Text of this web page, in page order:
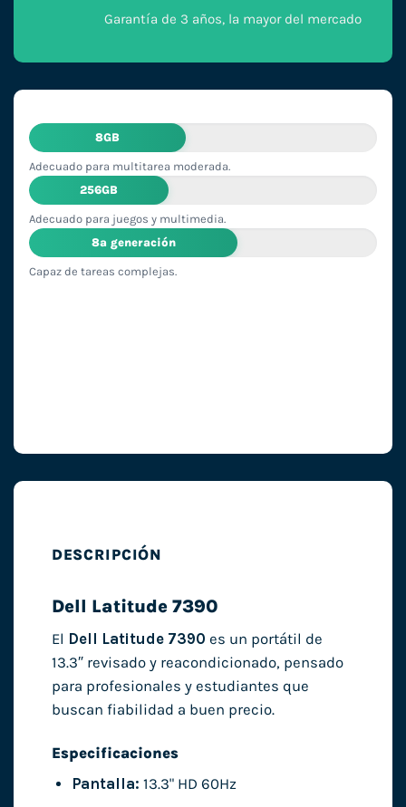
Garantía de 3 años, la mayor del mercado
8GB
Adecuado para multitarea moderada.
256GB
Adecuado para juegos y multimedia.
8ª generación
Capaz de tareas complejas.
DESCRIPCIÓN
Dell Latitude 7390
El Dell Latitude 7390 es un portátil de
13.3″ revisado y reacondicionado, pensado
para profesionales y estudiantes que
buscan fiabilidad a buen precio.
Especificaciones
Pantalla: 13.3" HD 60Hz